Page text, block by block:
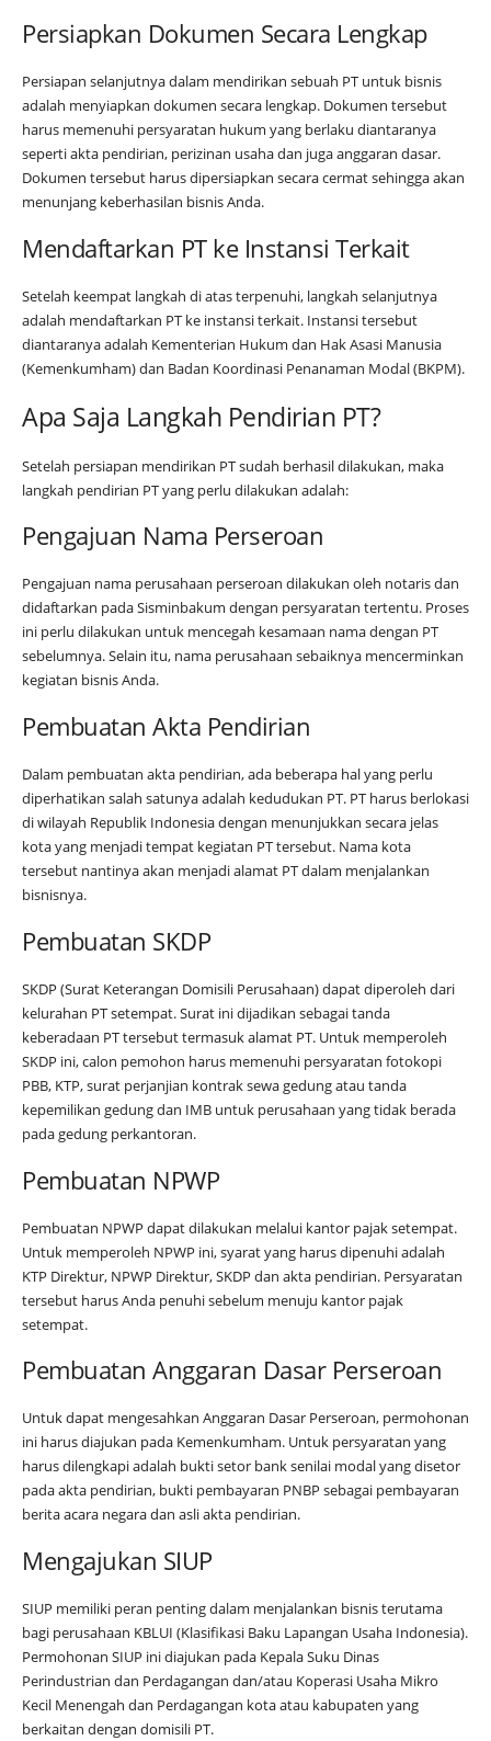
Persiapkan Dokumen Secara Lengkap
Persiapan selanjutnya dalam mendirikan sebuah PT untuk bisnis
adalah menyiapkan dokumen secara lengkap. Dokumen tersebut
harus memenuhi persyaratan hukum yang berlaku diantaranya
seperti akta pendirian, perizinan usaha dan juga anggaran dasar.
Dokumen tersebut harus dipersiapkan secara cermat sehingga akan
menunjang keberhasilan bisnis Anda.
Mendaftarkan PT ke Instansi Terkait
Setelah keempat langkah di atas terpenuhi, langkah selanjutnya
adalah mendaftarkan PT ke instansi terkait. Instansi tersebut
diantaranya adalah Kementerian Hukum dan Hak Asasi Manusia
(Kemenkumham) dan Badan Koordinasi Penanaman Modal (BKPM).
Apa Saja Langkah Pendirian PT?
Setelah persiapan mendirikan PT sudah berhasil dilakukan, maka
langkah pendirian PT yang perlu dilakukan adalah:
Pengajuan Nama Perseroan
Pengajuan nama perusahaan perseroan dilakukan oleh notaris dan
didaftarkan pada Sisminbakum dengan persyaratan tertentu. Proses
ini perlu dilakukan untuk mencegah kesamaan nama dengan PT
sebelumnya. Selain itu, nama perusahaan sebaiknya mencerminkan
kegiatan bisnis Anda.
Pembuatan Akta Pendirian
Dalam pembuatan akta pendirian, ada beberapa hal yang perlu
diperhatikan salah satunya adalah kedudukan PT. PT harus berlokasi
di wilayah Republik Indonesia dengan menunjukkan secara jelas
kota yang menjadi tempat kegiatan PT tersebut. Nama kota
tersebut nantinya akan menjadi alamat PT dalam menjalankan
bisnisnya.
Pembuatan SKDP
SKDP (Surat Keterangan Domisili Perusahaan) dapat diperoleh dari
kelurahan PT setempat. Surat ini dijadikan sebagai tanda
keberadaan PT tersebut termasuk alamat PT. Untuk memperoleh
SKDP ini, calon pemohon harus memenuhi persyaratan fotokopi
PBB, KTP, surat perjanjian kontrak sewa gedung atau tanda
kepemilikan gedung dan IMB untuk perusahaan yang tidak berada
pada gedung perkantoran.
Pembuatan NPWP
Pembuatan NPWP dapat dilakukan melalui kantor pajak setempat.
Untuk memperoleh NPWP ini, syarat yang harus dipenuhi adalah
KTP Direktur, NPWP Direktur, SKDP dan akta pendirian. Persyaratan
tersebut harus Anda penuhi sebelum menuju kantor pajak
setempat.
Pembuatan Anggaran Dasar Perseroan
Untuk dapat mengesahkan Anggaran Dasar Perseroan, permohonan
ini harus diajukan pada Kemenkumham. Untuk persyaratan yang
harus dilengkapi adalah bukti setor bank senilai modal yang disetor
pada akta pendirian, bukti pembayaran PNBP sebagai pembayaran
berita acara negara dan asli akta pendirian.
Mengajukan SIUP
SIUP memiliki peran penting dalam menjalankan bisnis terutama
bagi perusahaan KBLUI (Klasifikasi Baku Lapangan Usaha Indonesia).
Permohonan SIUP ini diajukan pada Kepala Suku Dinas
Perindustrian dan Perdagangan dan/atau Koperasi Usaha Mikro
Kecil Menengah dan Perdagangan kota atau kabupaten yang
berkaitan dengan domisili PT.